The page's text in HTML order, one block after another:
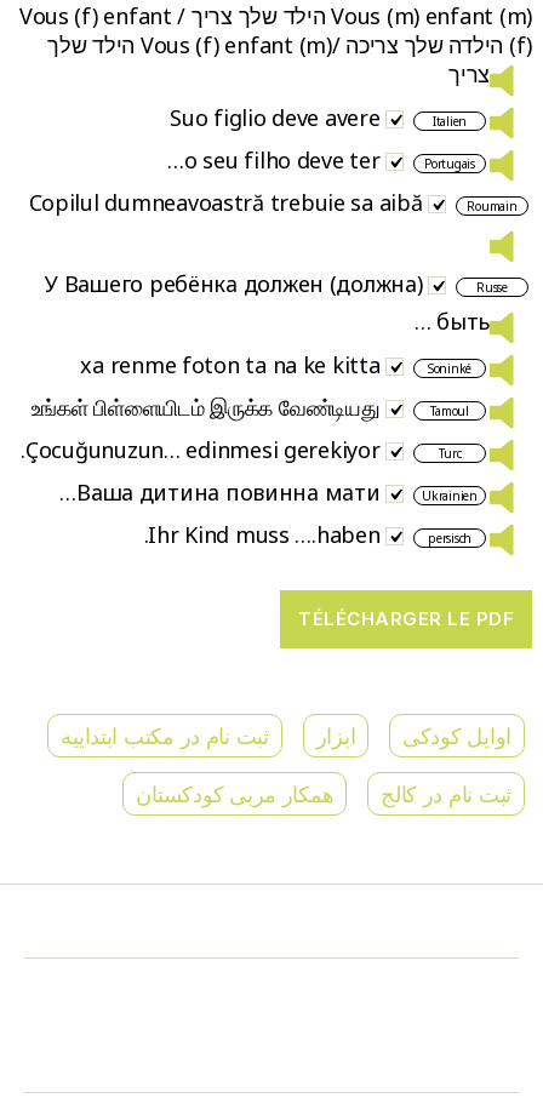
Vous (m) enfant (m) הילד שלך צריך / Vous (f) enfant
(f) הילדה שלך צריכה /Vous (f) enfant (m) הילד שלך
צריך
Italien
Suo figlio deve avere
Portugais
o seu filho deve ter…
Roumain
Copilul dumneavoastră trebuie sa aibă
Russe
У Вашего ребёнка должен (должна)
быть …
Soninké
xa renme foton ta na ke kitta
Tamoul
உங்கள் பிள்ளையிடம் இருக்க வேண்டியது
Turc
Çocuğunuzun… edinmesi gerekiyor.
Ukrainien
Ваша дитина повинна мати…
persisch
Ihr Kind muss ….haben.
اوایل کودکی ابزار
ثبت نام در مکتب ابتداییه
ثبت نام در کالج
همکار مربی کودکستان